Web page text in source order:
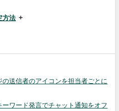
方法
送信者のアイコンを担当者ごとに
ーワード発言でチャット通知をオフ